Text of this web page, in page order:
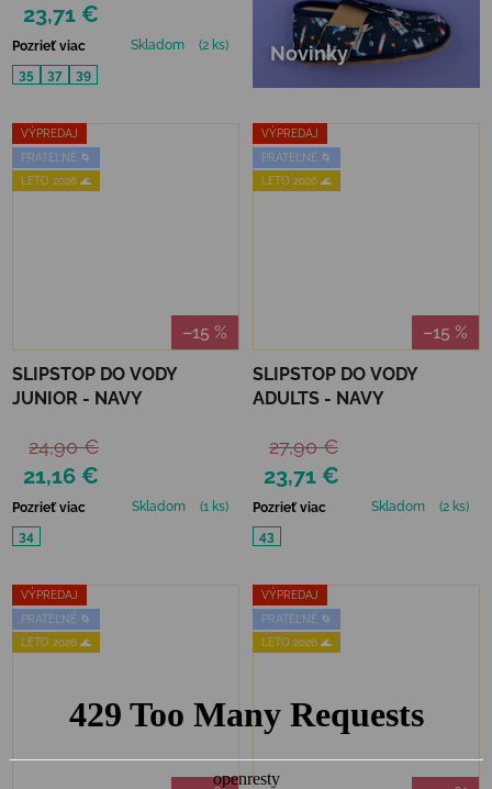
23,71 €
Pozrieť viac Skladom
(2 ks)
35
37 39
Novinky
VÝPREDAJ
PRATEĽNÉ 🌀
LETO 2026 🌊
–15 %
SLIPSTOP DO VODY
JUNIOR - NAVY
21,16 €
24,90 €
Pozrieť viac Skladom
(1 ks)
34
VÝPREDAJ
PRATEĽNÉ 🌀
LETO 2026 🌊
–15 %
SLIPSTOP DO VODY
ADULTS - NAVY
23,71 €
27,90 €
Pozrieť viac Skladom
(2 ks)
43
VÝPREDAJ
PRATEĽNÉ 🌀
LETO 2026 🌊
VÝPREDAJ
PRATEĽNÉ 🌀
LETO 2026 🌊